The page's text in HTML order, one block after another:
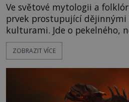
Ve světové mytologii a
prvek prostupující dějinnými
kulturami. Jde o pekelného,
ďábelského psa. Většinou se
mimořádně agresivní. Lidé
Pekelní psi hlídají podsvětí,
útočí na pocestné. V
ZOBRAZIT VÍCE